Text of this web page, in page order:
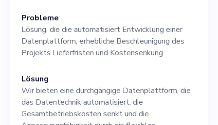
transformieren und
gemeinsam Wachstum
fördern können.
Probleme
Lösung, die die automatisiert Entwicklung einer
Datenplattform, erhebliche Beschleunigung des
Projekts Lieferfristen und Kostensenkung
Lösung
Wir bieten eine durchgängige Datenplattform, die
das Datentechnik automatisiert, die
Gesamtbetriebskosten senkt und die